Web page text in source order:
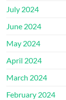
July 2024
June 2024
May 2024
April 2024
March 2024
February 2024